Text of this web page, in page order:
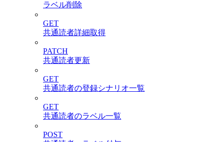
ラベル削除
GET
共通読者詳細取得
PATCH
共通読者更新
GET
共通読者の登録シナリオ一覧
GET
共通読者のラベル一覧
POST